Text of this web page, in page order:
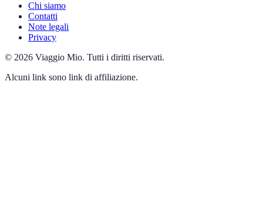
Chi siamo
Contatti
Note legali
Privacy
© 2026 Viaggio Mio. Tutti i diritti riservati.
Alcuni link sono link di affiliazione.